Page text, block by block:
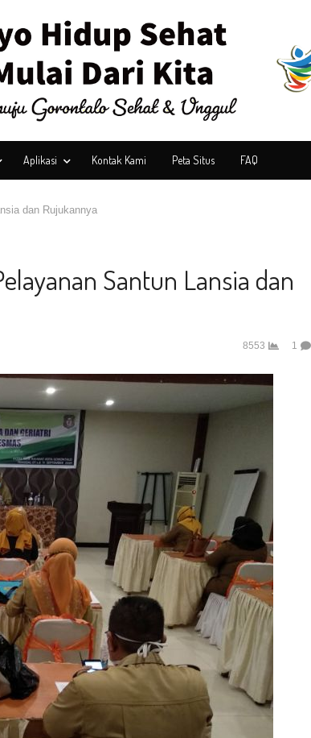
Aplikasi Kontak Kami Peta Situs FAQ
dan Rujukannya
Santun Lansia dan
8553 1